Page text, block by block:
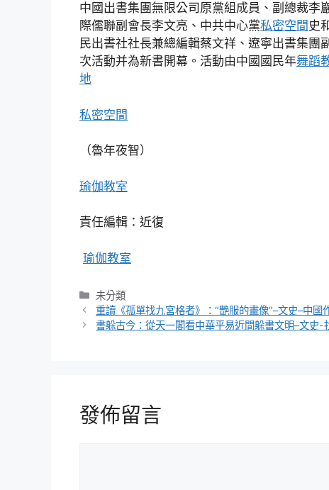
中國出書集團無限公司原黨組成員、副總裁李
際儒聯副會長李文亮、中共中心黨私密空間 史
民出書社社長兼總編輯蔡文祥、遼寧出書集團
次活動并為新書開幕。活動由中國國民年舞蹈
地
私密空間
（魯年夜智）
瑜伽教室
責任編輯：近復
瑜伽教室
分
類
未分類
重讀《孤單找九宮格者》：“艷服的畫像”–文史–中國
書躲古今：從天一閣看中華平易近間躲書文明–文史-
發佈留言